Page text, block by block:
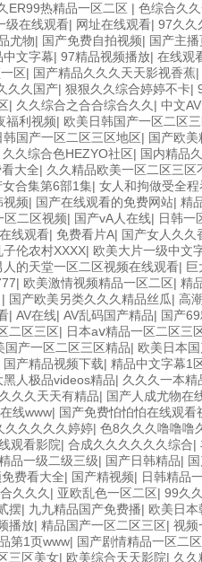
ER99热精品一区二区 | 色综合久
级在线观看| 网址在线观看| 97久久
尤物| 国产免费自拍视频| 国产主播
文字幕| 97精品视频播放| 在线观
区| 国产精品久久久天天影视香蕉|
久久国产| 狠狠久久综合婷婷不卡|
| 久久综合之合合综合久久 | 中文
福利视频| 欧美日韩国产一区二区
韩国产一区二区三区地区| 国产欧
久久综合色HEZYO社区| 国内精品
大全| 久久精品欧美一区二区三区
女合集第6部1集| 女人和拘做受全
视频| 国产在线观看的免费网站| 精
区二区视频| 国产vA人在线| 日韩一
线观看| 免费看片A| 国产女人久久
子伦农村XXXX| 欧美大片一级中文
人的天堂一区二区视频在线观看| 巨
| 欧美激情视频精品一区二区| 精
| 国产欧美另类久久久精品丝瓜| 高
| AV在线| AV乱码国产精品| 国产
二区三区| 日本aⅴ精品一区二区三
国产一区二区三区精品| 欧美日本
国产精品视频下载| 精品中文字幕1
黑人极品videos精品| 久久久一本精
久久天天有精品| 国产人成尤物在
线www| 国产免费怕怕怕在线观
久久久久久婷婷| 色8久久久噜噜噜
观看影院| 合成久久久久久久综合|
品一级二级三级| 国产日韩精品|
费看大全| 国产精视频| 日韩精品
久久久 | 亚欧乱色一区二区| 99久
摆| 九九精品国产免费播| 欧美日本
播放| 精品国产一区二区三区| 视频
第1页www| 国产剧情精品一区二区
三区美女| 欧美综合天天影院| 久久